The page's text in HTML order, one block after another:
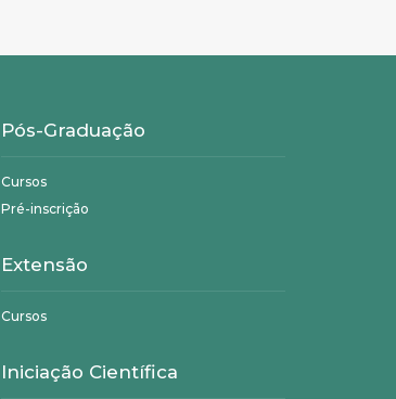
Pós-Graduação
Cursos
Pré-inscrição
Extensão
Cursos
Iniciação Científica